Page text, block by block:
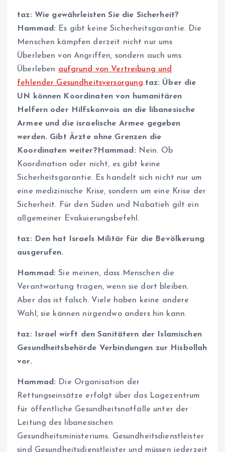
taz: Wie gewährleisten Sie die Sicherheit?
Hammad: Es gibt keine Sicherheitsgarantie. Die
Menschen kämpfen derzeit nicht nur ums
Überleben von Angriffen, sondern auch ums
Überleben aufgrund von Vertreibung und
fehlender Gesundheitsversorgung.taz: Über die
UN können Koordinaten von humanitären
Helfern oder Hilfskonvois an die libanesische
Armee und die israelische Armee gegeben
werden. Gibt Ärzte ohne Grenzen die
Koordinaten weiter? Hammad: Nein. Ob
Koordination oder nicht, es gibt keine
Sicherheitsgarantie. Es handelt sich nicht nur um
eine medizinische Krise, sondern um eine Krise der
Sicherheit. Für den Süden und Nabatieh gilt ein
allgemeiner Evakuierungsbefehl.
taz: Den hat Israels Militär für die Bevölkerung
ausgerufen.
Hammad: Sie meinen, dass Menschen die
Verantwortung tragen, wenn sie dort bleiben.
Aber das ist falsch. Viele haben keine andere
Wahl, sie können nirgendwo anders hin kann.
taz: Israel wirft den Sanitätern der Islamischen
Gesundheitsbehörde Verbindungen zur Hisbollah
vor.
Hammad: Die Organisation der
Rettungseinsätze erfolgt über das Lagezentrum
für öffentliche Gesundheitsnotfälle unter der
Leitung des libanesischen
Gesundheitsministeriums. Gesundheitsdienstleister
sind Gesundheitsdienstleister und müssen jederzeit